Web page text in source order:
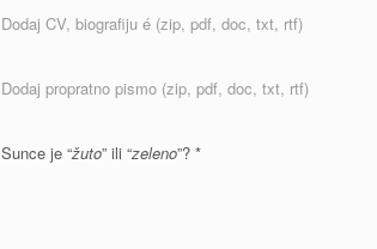
Dodaj CV, biografiju é (zip, pdf, doc, txt, rtf)
Dodaj propratno pismo (zip, pdf, doc, txt, rtf)
Sunce je “žuto” ili “zeleno”?*